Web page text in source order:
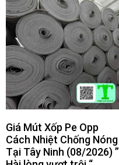
Giá Mút Xốp Pe Opp
Cách Nhiệt Chống Nóng
Tại Tây Ninh (08/2026) ”